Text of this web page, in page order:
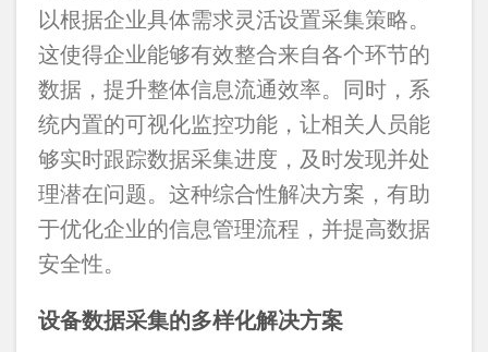
以根据企业具体需求灵活设置采集策略。
这使得企业能够有效整合来自各个环节的
数据，提升整体信息流通效率。同时，系
统内置的可视化监控功能，让相关人员能
够实时跟踪数据采集进度，及时发现并处
理潜在问题。这种综合性解决方案，有助
于优化企业的信息管理流程，并提高数据
安全性。
设备数据采集的多样化解决方案